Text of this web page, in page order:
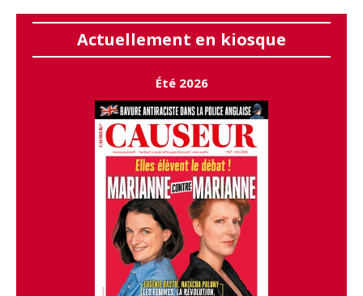
Actuellement en kiosque
Été 2026